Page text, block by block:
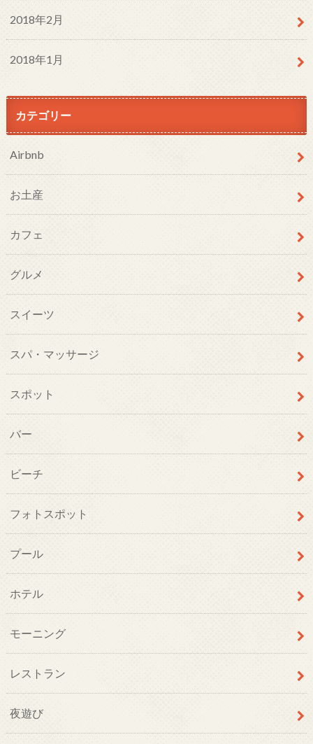
2018年2月
2018年1月
カテゴリー
Airbnb
お土産
カフェ
グルメ
スイーツ
スパ・マッサージ
スポット
バー
ビーチ
フォトスポット
プール
ホテル
モーニング
レストラン
夜遊び